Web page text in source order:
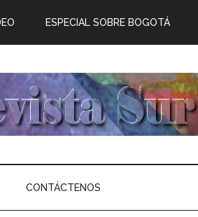
ESPECIAL SOBRE BOGOTÁ
CONTÁCTENOS